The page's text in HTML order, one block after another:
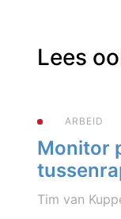
Lees
ARBEID
Monitor
Tim van